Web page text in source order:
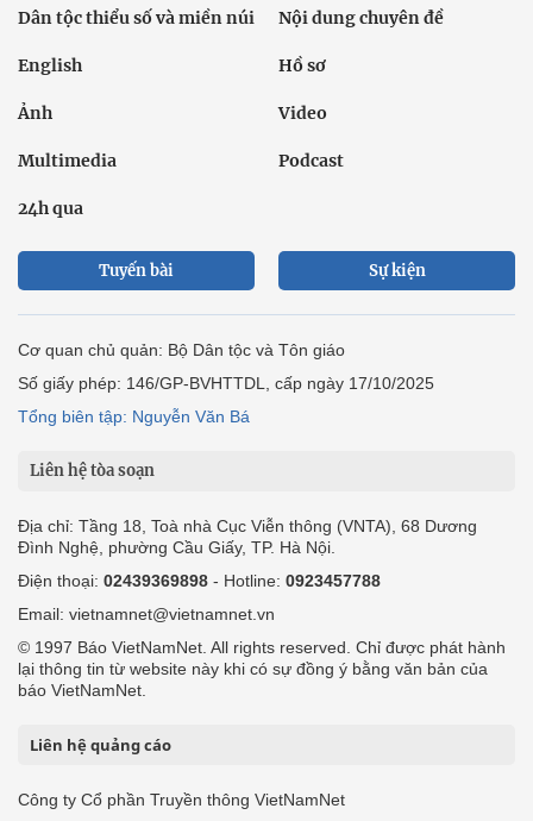
Dân tộc thiểu số và miền núi Nội dung chuyên đề
English Hồ sơ
Ảnh Video
Multimedia Podcast
24h qua
Tuyến bài Sự kiện
Cơ quan chủ quản: Bộ Dân tộc và Tôn giáo
Số giấy phép: 146/GP-BVHTTDL, cấp ngày 17/10/2025
Tổng biên tập: Nguyễn Văn Bá
Liên hệ tòa soạn
Địa chỉ: Tầng 18, Toà nhà Cục Viễn thông (VNTA), 68 Dương
Đình Nghệ, phường Cầu Giấy, TP. Hà Nội.
Điện thoại: 02439369898 - Hotline: 0923457788
Email: vietnamnet@vietnamnet.vn
© 1997 Báo VietNamNet. All rights reserved. Chỉ được phát hành
lại thông tin từ website này khi có sự đồng ý bằng văn bản của
báo VietNamNet.
Liên hệ quảng cáo
Công ty Cổ phần Truyền thông VietNamNet